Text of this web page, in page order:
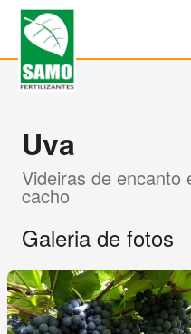
Uva
Videiras de encanto
cacho
Galeria de fotos